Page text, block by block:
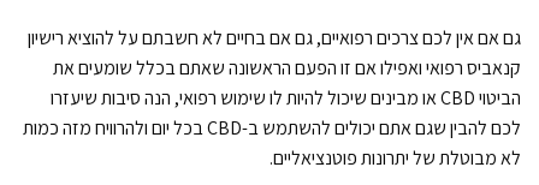
גם אם אין לכם צרכים רפואיים, גם אם בחיים לא חשבתם על להוציא רישיון
קנאביס רפואי ואפילו אם זו הפעם הראשונה שאתם בכלל שומעים את
הביטוי CBD או מבינים שיכול להיות לו שימוש רפואי, הנה סיבות שיעזרו
לכם להבין שגם אתם יכולים להשתמש ב-CBD בכל יום ולהרוויח מזה כמות
לא מבוטלת של יתרונות פוטנציאליים.